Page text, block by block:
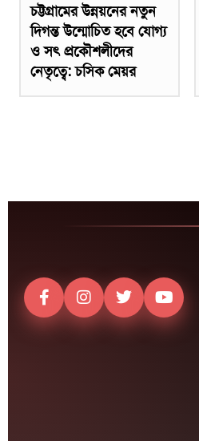
চট্টগ্রামের উন্নয়নের নতুন
দিগন্ত উন্মোচিত হবে যোগ্য
ও সৎ প্রকৌশলীদের
নেতৃত্বে: চসিক মেয়র